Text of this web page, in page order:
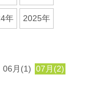
年 2025年
06月(1) 07月(2)